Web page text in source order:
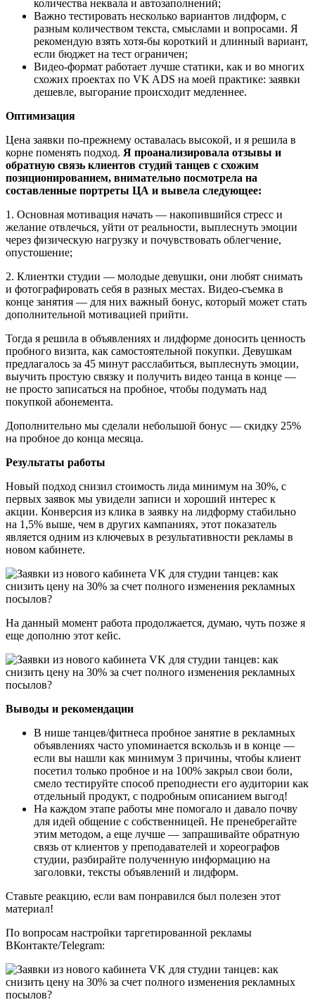
количества неквала и автозаполнений;
Важно тестировать несколько вариантов лидформ, с
разным количеством текста, смыслами и вопросами. Я
рекомендую взять хотя-бы короткий и длинный вариант,
если бюджет на тест ограничен;
Видео-формат работает лучше статики, как и во многих
схожих проектах по VK ADS на моей практике: заявки
дешевле, выгорание происходит медленнее.
Оптимизация
Цена заявки по-прежнему оставалась высокой, и я решила в
корне поменять подход. Я проанализировала отзывы и
обратную связь клиентов студий танцев с схожим
позиционированием, внимательно посмотрела на
составленные портреты ЦА и вывела следующее:
1. Основная мотивация начать — накопившийся стресс и
желание отвлечься, уйти от реальности, выплеснуть эмоции
через физическую нагрузку и почувствовать облегчение,
опустошение;
2. Клиентки студии — молодые девушки, они любят снимать
и фотографировать себя в разных местах. Видео-съемка в
конце занятия — для них важный бонус, который может стать
дополнительной мотивацией прийти.
Тогда я решила в объявлениях и лидформе доносить ценность
пробного визита, как самостоятельной покупки. Девушкам
предлагалось за 45 минут расслабиться, выплеснуть эмоции,
выучить простую связку и получить видео танца в конце —
не просто записаться на пробное, чтобы подумать над
покупкой абонемента.
Дополнительно мы сделали небольшой бонус — скидку 25%
на пробное до конца месяца.
Результаты работы
Новый подход снизил стоимость лида минимум на 30%, с
первых заявок мы увидели записи и хороший интерес к
акции. Конверсия из клика в заявку на лидформу стабильно
на 1,5% выше, чем в других кампаниях, этот показатель
является одним из ключевых в результативности рекламы в
новом кабинете.
На данный момент работа продолжается, думаю, чуть позже я
еще дополню этот кейс.
Выводы и рекомендации
В нише танцев/фитнеса пробное занятие в рекламных
объявлениях часто упоминается вскользь и в конце —
если вы нашли как минимум 3 причины, чтобы клиент
посетил только пробное и на 100% закрыл свои боли,
смело тестируйте способ преподнести его аудитории как
отдельный продукт, с подробным описанием выгод!
На каждом этапе работы мне помогало и давало почву
для идей общение с собственницей. Не пренебрегайте
этим методом, а еще лучше — запрашивайте обратную
связь от клиентов у преподавателей и хореографов
студии, разбирайте полученную информацию на
заголовки, тексты объявлений и лидформ.
Ставьте реакцию, если вам понравился был полезен этот
материал!
По вопросам настройки таргетированной рекламы
ВКонтакте/Telegram: